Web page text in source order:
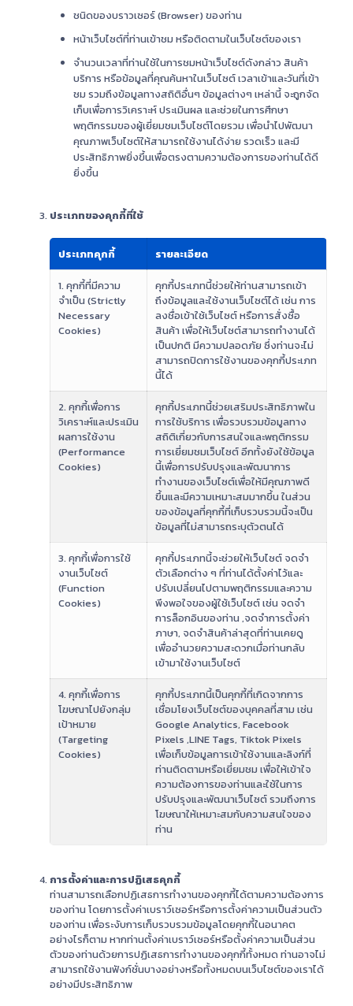
ชนิดของบราวเซอร์ (Browser) ของท่าน
หน้าเว็บไซต์ที่ท่านเข้าชม หรือติดตามในเว็บไซต์ของเรา
จำนวนเวลาที่ท่านใช้ในการชมหน้าเว็บไซต์ดังกล่าว สินค้า
บริการ หรือข้อมูลที่คุณค้นหาในเว็บไซต์ เวลาเข้าและวันที่เข้า
ชม รวมถึงข้อมูลทางสถิติอื่นๆ ข้อมูลต่างๆ เหล่านี้ จะถูกจัด
เก็บเพื่อการวิเคราะห์ ประเมินผล และช่วยในการศึกษา
พฤติกรรมของผู้เยี่ยมชมเว็บไซต์โดยรวม เพื่อนำไปพัฒนา
คุณภาพเว็บไซต์ให้สามารถใช้งานได้ง่าย รวดเร็ว และมี
ประสิทธิภาพยิ่งขึ้นเพื่อตรงตามความต้องการของท่านได้ดี
ยิ่งขึ้น
ประเภทของคุกกี้ที่ใช้
ประเภทคุกกี้ รายละเอียด
1. คุกกี้ที่มีความ
จำเป็น (Strictly
Necessary
Cookies)
คุกกี้ประเภทนี้ช่วยให้ท่านสามารถเข้า
ถึงข้อมูลและใช้งานเว็บไซต์ได้ เช่น การ
ลงชื่อเข้าใช้เว็บไซต์ หรือการสั่งซื้อ
สินค้า เพื่อให้เว็บไซต์สามารถทำงานได้
เป็นปกติ มีความปลอดภัย ซึ่งท่านจะไม่
สามารถปิดการใช้งานของคุกกี้ประเภท
นี้ได้
2. คุกกี้เพื่อการ
วิเคราะห์และประเมิน
ผลการใช้งาน
(Performance
Cookies)
คุกกี้ประเภทนี้ช่วยเสริมประสิทธิภาพใน
การใช้บริการ เพื่อรวบรวมข้อมูลทาง
สถิติเกี่ยวกับการสนใจและพฤติกรรม
การเยี่ยมชมเว็บไซต์ อีกทั้งยังใช้ข้อมูล
นี้เพื่อการปรับปรุงและพัฒนาการ
ทำงานของเว็บไซต์เพื่อให้มีคุณภาพดี
ขึ้นและมีความเหมาะสมมากขึ้น ในส่วน
ของข้อมูลที่คุกกี้ที่เก็บรวบรวมนี้จะเป็น
ข้อมูลที่ไม่สามารถระบุตัวตนได้
3. คุกกี้เพื่อการใช้
งานเว็บไซต์
(Function
Cookies)
คุกกี้ประเภทนี้จะช่วยให้เว็บไซต์ จดจำ
ตัวเลือกต่าง ๆ ที่ท่านได้ตั้งค่าไว้และ
ปรับเปลี่ยนไปตามพฤติกรรมและความ
พึงพอใจของผู้ใช้เว็บไซต์ เช่น จดจำ
การล็อกอินของท่าน ,จดจำการตั้งค่า
ภาษา, จดจำสินค้าล่าสุดที่ท่านเคยดู
เพื่ออำนวยความสะดวกเมื่อท่านกลับ
เข้ามาใช้งานเว็บไซต์
4. คุกกี้เพื่อการ
โฆษณาไปยังกลุ่ม
เป้าหมาย
(Targeting
Cookies)
คุกกี้ประเภทนี้เป็นคุกกี้ที่เกิดจากการ
เชื่อมโยงเว็บไซต์ของบุคคลที่สาม เช่น
Google Analytics, Facebook
Pixels ,LINE Tags, Tiktok Pixels
เพื่อเก็บข้อมูลการเข้าใช้งานและลิงก์ที่
ท่านติดตามหรือเยี่ยมชม เพื่อให้เข้าใจ
ความต้องการของท่านและใช้ในการ
ปรับปรุงและพัฒนาเว็บไซต์ รวมถึงการ
โฆษณาให้เหมาะสมกับความสนใจของ
ท่าน
การตั้งค่าและการปฏิเสธคุกกี้
ท่านสามารถเลือกปฏิเสธการทำงานของคุกกี้ได้ตามความต้องการ
ของท่าน โดยการตั้งค่าเบราว์เซอร์หรือการตั้งค่าความเป็นส่วนตัว
ของท่าน เพื่อระงับการเก็บรวบรวมข้อมูลโดยคุกกี้ในอนาคต
อย่างไรก็ตาม หากท่านตั้งค่าเบราว์เซอร์หรือตั้งค่าความเป็นส่วน
ตัวของท่านด้วยการปฏิเสธการทำงานของคุกกี้ทั้งหมด ท่านอาจไม่
สามารถใช้งานฟังก์ชั่นบางอย่างหรือทั้งหมดบนเว็บไซต์ของเราได้
อย่างมีประสิทธิภาพ